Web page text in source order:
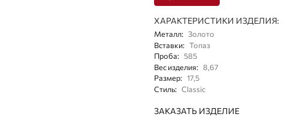
ХАРАКТЕРИСТИКИ ИЗДЕЛИЯ:
Металл: Золото
Вставки: Топаз
Проба: 585
Вес изделия: 8,67
Размер: 17,5
Стиль: Classic
ЗАКАЗАТЬ ИЗДЕЛИЕ